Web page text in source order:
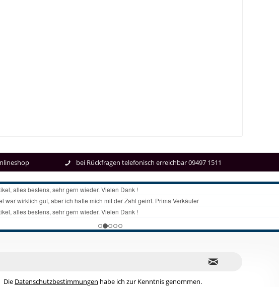
bei Rückfragen telefonisch erreichbar 09497 1511
Die Datenschutzbestimmungen habe ich zur Kenntnis genommen.